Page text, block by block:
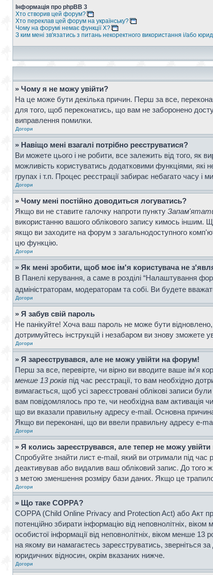
Інформація про phpBB 3
Хто створив цей форум?
Хто переклав цей форум на українську?
Чому на форумі немає функції X?
З ким мені зв'язатись з питань некоректного використання і/або
» Чому я не можу увійти?
На це може бути декілька причин. Перш за все,
для того, щоб переконатись, що вам не заборонено
виправлення помилки.
Догори
» Навіщо мені взагалі потрібно реєструватися?
Ви можете цього і не робити, все залежить від того, як
можливість користуватись додатковими функціями, які
групах і т.п. Процес реєстрації забирає небагато часу і
Догори
» Чому мені постійно доводиться логуватись?
Якщо ви не ставите галочку напроти пункту
використанню вашого облікового запису кимось іншим.
якщо ви заходите на форум з загальнодоступного
цю функцію.
Догори
» Як мені зробити, щоб моє ім'я користувача не
В Панелі керування, а саме в розділі “Налаштування
адміністраторам, модераторам та собі. Ви будете
Догори
» Я забув свій пароль
Не панікуйте! Хоча ваш пароль не може бути
дотримуйтесь інструкцій і незабаром ви знову зможете
Догори
» Я зареєструвався, але не можу увійти на форум!
Перш за все, перевірте, чи вірно ви вводите ваше ім'я
менше 13 років під час реєстрації, то вам необхідно
вимагається, щоб усі зареєстровані облікові записи
вам повідомлялось про те, чи необхідна вам активація
що ви вказали правильну адресу e-mail. Основна
Якщо ви переконані, що ви ввели правильну адресу e-
Догори
» Я колись зареєструвався, але тепер не можу
Спробуйте знайти лист e-mail, який ви отримали під час
деактивував або видалив ваш обліковий запис. До того
з метою зменшення розміру бази даних. Якщо це
Догори
» Що таке COPPA?
COPPA (Child Online Privacy and Protection Act) або Акт
потенційно збирати інформацію від неповнолітніх,
особистої інформації від неповнолітніх, віком менше
на якому ви намагаєтесь зареєструватись, зверніться
юридичних відносин, окрім вказаних нижче.
Догори